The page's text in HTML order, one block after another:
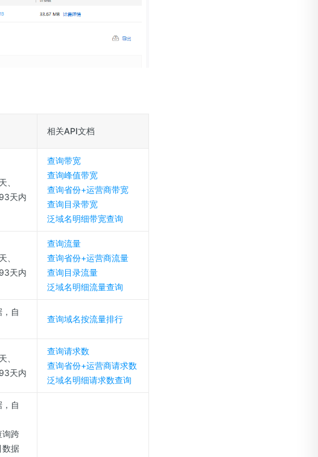
相关API文档
、
天内
查询带宽
查询峰值带宽
查询省份+运营商带宽
查询目录带宽
泛域名明细带宽查询
、
天内
查询流量
查询省份+运营商流量
查询目录流量
泛域名明细流量查询
自
查询域名按流量排行
、
天内
查询请求数
查询省份+运营商请求数
泛域名明细请求数查询
自
询跨
数据